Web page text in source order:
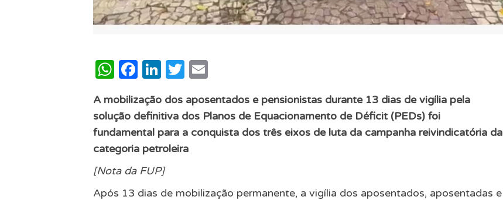
WhatsApp
Facebook
LinkedIn
Twitter
Email
A mobilização dos aposentados e pensionistas durante 13 dias de vigília pela
solução definitiva dos Planos de Equacionamento de Déficit (PEDs) foi
fundamental para a conquista dos três eixos de luta da campanha reivindicatória da
categoria petroleira
[Nota da FUP]
Após 13 dias de mobilização permanente, a vigília dos aposentados, aposentadas e